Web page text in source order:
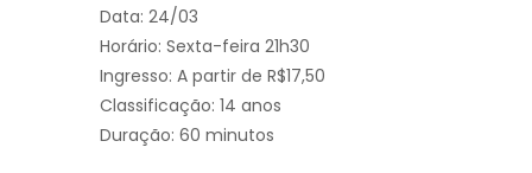
Data: 24/03
Horário: Sexta-feira 21h30
Ingresso: A partir de R$17,50
Classificação: 14 anos
Duração: 60 minutos